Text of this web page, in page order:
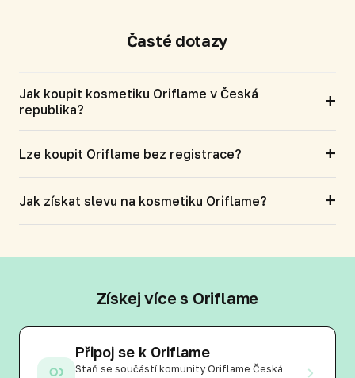
Časté dotazy
Jak koupit kosmetiku Oriflame v Česká
republika?
+
Lze koupit Oriflame bez registrace? +
Jak získat slevu na kosmetiku Oriflame? +
Získej více s Oriflame
Připoj se k Oriflame
Staň se součástí komunity Oriflame Česká